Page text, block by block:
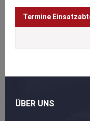
Termine
ÜBER UNS